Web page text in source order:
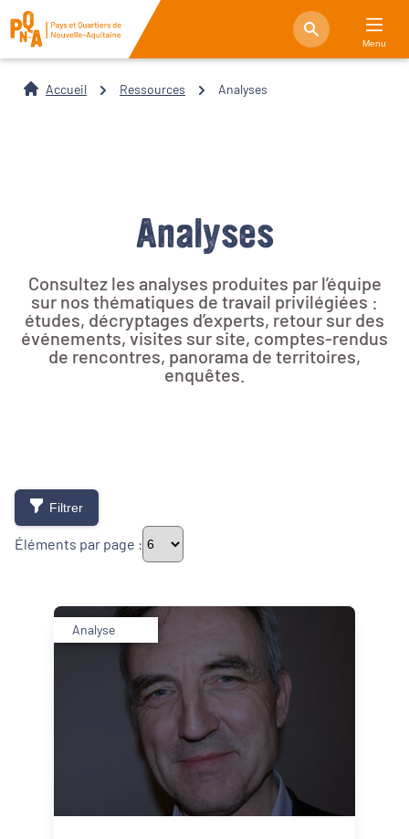
Menu
Accueil Ressources Analyses
Analyses
Consultez les analyses produites par l’équipe
sur nos thématiques de travail privilégiées :
études, décryptages d’experts, retour sur des
événements, visites sur site, comptes-rendus
de rencontres, panorama de territoires,
enquêtes.
Filtrer
Éléments par page :
Thématiques
Démarches alimentaires de territoire
Développement territorial
Inclusion numérique
Politique de la ville
Analyse